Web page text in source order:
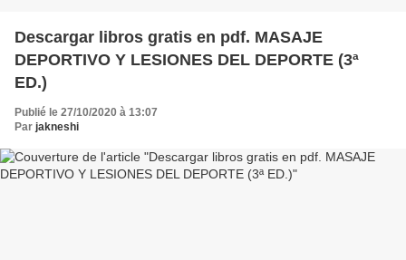
Descargar libros gratis en pdf. MASAJE
DEPORTIVO Y LESIONES DEL DEPORTE (3ª
ED.)
Publié le 27/10/2020 à 13:07
Par jakneshi